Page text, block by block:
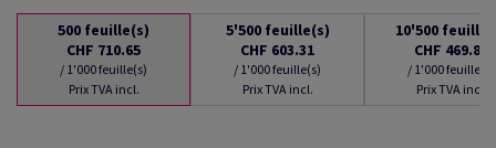
500 feuille(s)
CHF 710.65
/ 1'000 feuille(s)
Prix TVA incl.
5'500 feuille(s)
CHF 603.31
/ 1'000 feuille(s)
Prix TVA incl.
10'500
CHF 469.80
/ 1'000 feuille(s)
Prix TVA incl.